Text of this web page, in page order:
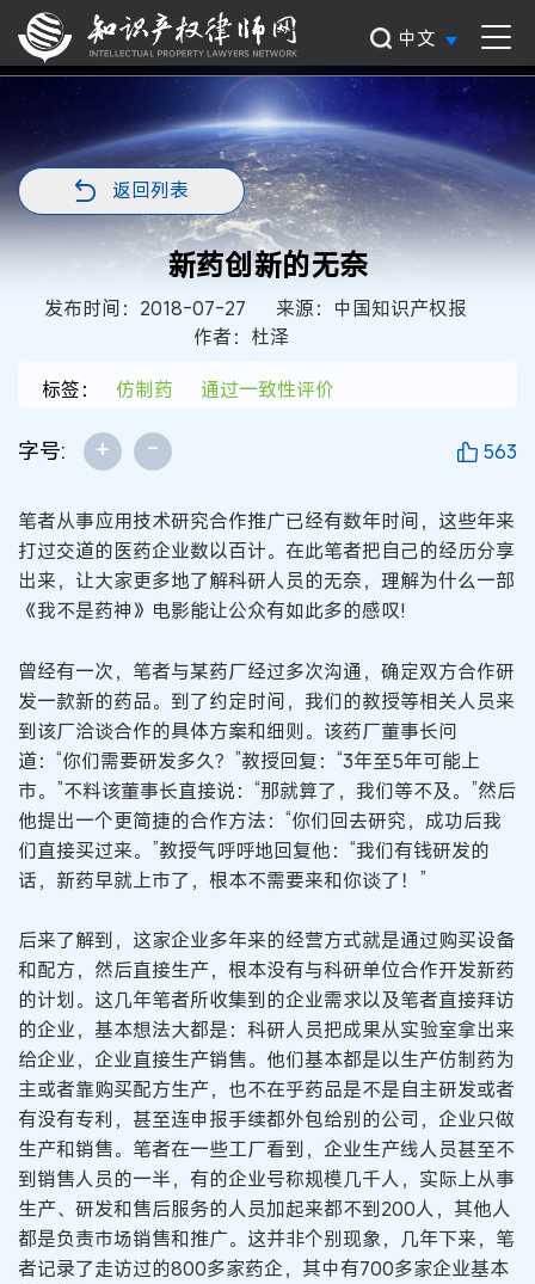
中文
返回列表
新药创新的无奈
发布时间：2018-07-27
来源：中国知识产权报
作者：杜泽
标签：
仿制药 通过一致性评价
字号: + - 563
笔者从事应用技术研究合作推广已经有数年时间，这些年来
打过交道的医药企业数以百计。在此笔者把自己的经历分享
出来，让大家更多地了解科研人员的无奈，理解为什么一部
《我不是药神》电影能让公众有如此多的感叹!
曾经有一次，笔者与某药厂经过多次沟通，确定双方合作研
发一款新的药品。到了约定时间，我们的教授等相关人员来
到该厂洽谈合作的具体方案和细则。该药厂董事长问
道：“你们需要研发多久？”教授回复：“3年至5年可能上
市。”不料该董事长直接说：“那就算了，我们等不及。”然后
他提出一个更简捷的合作方法：“你们回去研究，成功后我
们直接买过来。”教授气呼呼地回复他：“我们有钱研发的
话，新药早就上市了，根本不需要来和你谈了！”
后来了解到，这家企业多年来的经营方式就是通过购买设备
和配方，然后直接生产，根本没有与科研单位合作开发新药
的计划。这几年笔者所收集到的企业需求以及笔者直接拜访
的企业，基本想法大都是：科研人员把成果从实验室拿出来
给企业，企业直接生产销售。他们基本都是以生产仿制药为
主或者靠购买配方生产，也不在乎药品是不是自主研发或者
有没有专利，甚至连申报手续都外包给别的公司，企业只做
生产和销售。笔者在一些工厂看到，企业生产线人员甚至不
到销售人员的一半，有的企业号称规模几千人，实际上从事
生产、研发和售后服务的人员加起来都不到200人，其他人
都是负责市场销售和推广。这并非个别现象，几年下来，笔
者记录了走访过的800多家药企，其中有700多家企业基本